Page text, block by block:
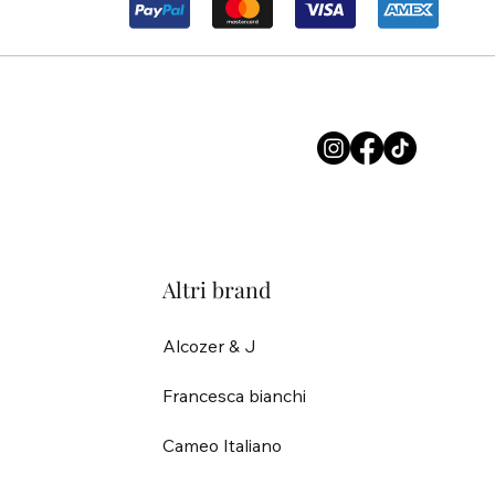
Altri brand
Alcozer & J
Francesca bianchi
Cameo Italiano